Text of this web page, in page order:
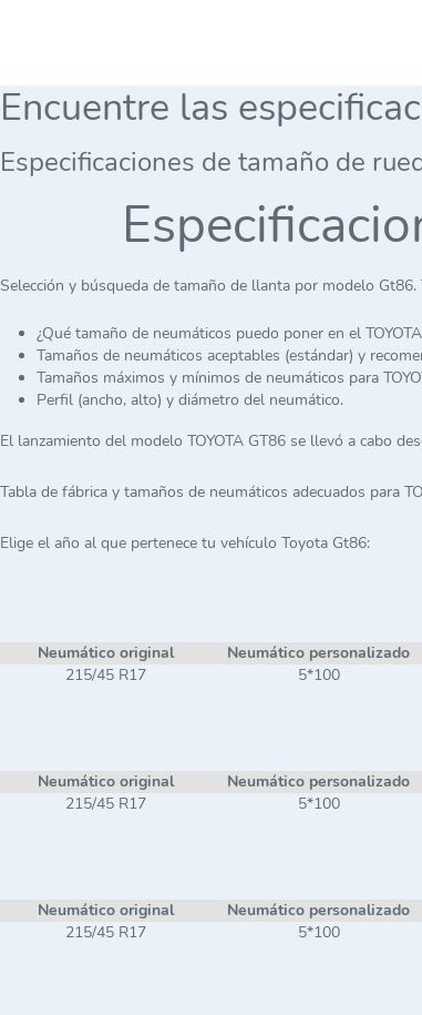
Encuentre las
Especificaciones de tamaño de
Selección y búsqueda de tamaño de llanta por modelo
¿Qué tamaño de neumáticos puedo poner en el
Tamaños de neumáticos aceptables (estándar) y
Tamaños máximos y mínimos de neumáticos para
Perfil (ancho, alto) y diámetro del neumático.
El lanzamiento del modelo TOYOTA GT86 se llevó a cabo
Tabla de fábrica y tamaños de neumáticos adecuados para
Elige el año al que pertenece tu vehículo Toyota Gt86:
Neumático original Neumático personalizado
215/45 R17
5*100
Neumático original Neumático personalizado
215/45 R17
5*100
Neumático original Neumático personalizado
215/45 R17
5*100